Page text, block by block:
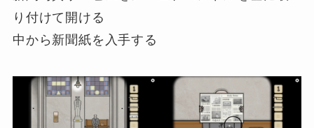
り付けて開ける
中から新聞紙を入手する